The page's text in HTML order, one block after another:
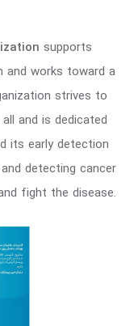
supports
and works toward a
strives to
and is dedicated
its early detection
detecting cancer
fight the disease.